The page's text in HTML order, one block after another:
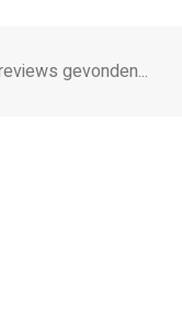
gevonden...